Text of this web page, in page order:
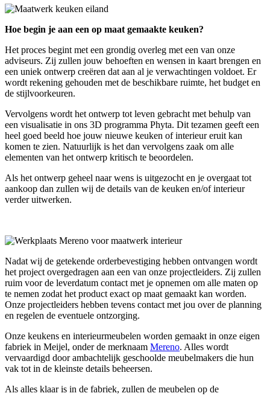
Hoe begin je aan een op maat gemaakte keuken?
Het proces begint met een grondig overleg met een van onze
adviseurs. Zij zullen jouw behoeften en wensen in kaart brengen en
een uniek ontwerp creëren dat aan al je verwachtingen voldoet. Er
wordt rekening gehouden met de beschikbare ruimte, het budget en
de stijlvoorkeuren.
Vervolgens wordt het ontwerp tot leven gebracht met behulp van
een visualisatie in ons 3D programma Phyta. Dit tezamen geeft een
heel goed beeld hoe jouw nieuwe keuken of interieur eruit kan
komen te zien. Natuurlijk is het dan vervolgens zaak om alle
elementen van het ontwerp kritisch te beoordelen.
Als het ontwerp geheel naar wens is uitgezocht en je overgaat tot
aankoop dan zullen wij de details van de keuken en/of interieur
verder uitwerken.
Nadat wij de getekende orderbevestiging hebben ontvangen wordt
het project overgedragen aan een van onze projectleiders. Zij zullen
ruim voor de leverdatum contact met je opnemen om alle maten op
te nemen zodat het product exact op maat gemaakt kan worden.
Onze projectleiders hebben tevens contact met jou over de planning
en regelen de eventuele ontzorging.
Onze keukens en interieurmeubelen worden gemaakt in onze eigen
fabriek in Meijel, onder de merknaam Mereno. Alles wordt
vervaardigd door ambachtelijk geschoolde meubelmakers die hun
vak tot in de kleinste details beheersen.
Als alles klaar is in de fabriek, zullen de meubelen op de